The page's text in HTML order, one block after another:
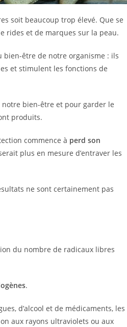
soit beaucoup trop élevé. Que se
rides et de marques sur la peau.
bien-être de notre organisme : ils
et stimulent les fonctions de
bien-être et pour garder le
produits.
commence à perd son
plus en mesure d’entraver les
ne sont certainement pas
du nombre de radicaux libres
.
d’alcool et de médicaments, les
aux rayons ultraviolets ou aux